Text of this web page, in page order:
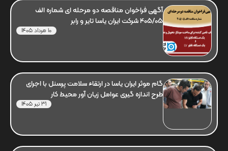
آگهی فراخوان مناقصه دو مرحله ای شماره الف
405/05 شرکت ایران یاسا تایر و رابر
10 مرداد 1405
گام موثر ایران یاسا در ارتقاء سلامت پرسنل با اجرای
طرح اندازه گیری عوامل زیان آور محیط کار
31 تیر 1405